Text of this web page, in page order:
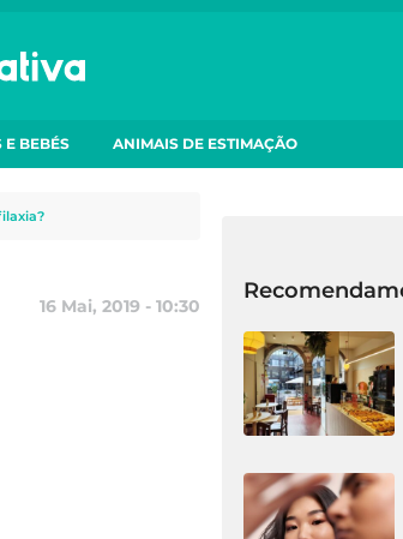
E BEBÉS ANIMAIS DE ESTIMAÇÃO
16 Mai, 2019 - 10:30